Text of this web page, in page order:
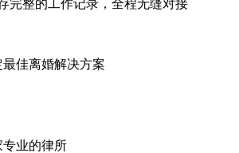
完整的工作记录，全程无缝对接
最佳离婚解决方案
业的律所